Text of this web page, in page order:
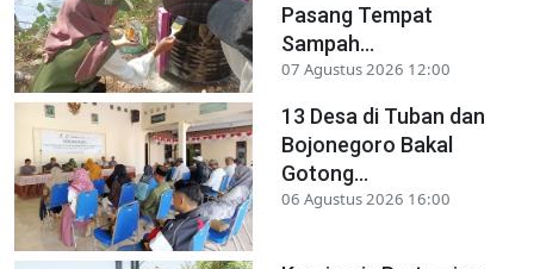
Pasang Tempat
Sampah...
07 Agustus 2026 12:00
13 Desa di Tuban dan
Bojonegoro Bakal
Gotong...
06 Agustus 2026 16:00